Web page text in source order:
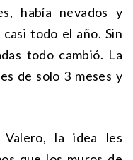
había nevados y
todo el año. Sin
todo cambió. La
de solo 3 meses y
la idea les